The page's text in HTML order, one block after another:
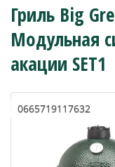
Гриль Big
Модульная
акации SET1
0665719117632